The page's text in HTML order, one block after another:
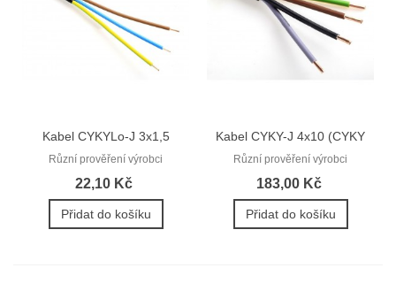
Kabel CYKYLo-J 3x1,5
(CYKYLo...
Různí prověření výrobci
22,10 Kč
Přidat do košíku
Kabel CYKY-J 4x10 (CYKY
4Bx10)
Různí prověření výrobci
183,00 Kč
Přidat do košíku